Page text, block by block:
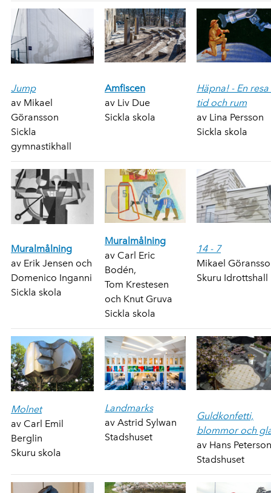
Jump
av Mikael
Göransson
Sickla
gymnastikhall
Amfiscen
av Liv Due
Sickla skola
Häpna! - En resa
tid och rum
av Lina Persson
Sickla skola
Muralmålning
av Erik Jensen och
Domenico Inganni
Sickla skola
Muralmålning
av Carl Eric
Bodén,
Tom Krestesen
och Knut Gruva
Sickla skola
14 - 7
Mikael
Skuru Idrottshall
Molnet
av Carl Emil
Berglin
Skuru skola
Landmarks
av Astrid Sylwan
Stadshuset
Guldkonfetti,
blommor och
av Hans Peterson
Stadshuset